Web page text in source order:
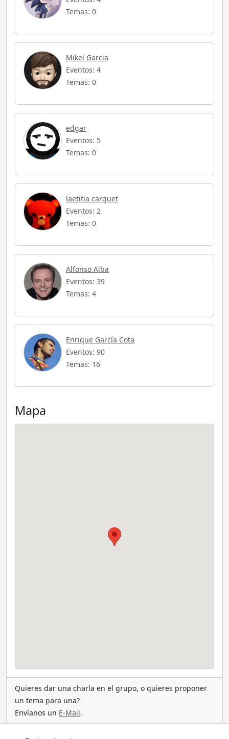
Temas: 0
Mikel Garcia
Eventos: 4
Temas: 0
edgar
Eventos: 5
Temas: 0
laetitia carquet
Eventos: 2
Temas: 0
Alfonso Alba
Eventos: 39
Temas: 4
Enrique García Cota
Eventos: 90
Temas: 16
Mapa
Quieres dar una charla en el grupo, o quieres proponer
un tema para una?
Envíanos un E-Mail.